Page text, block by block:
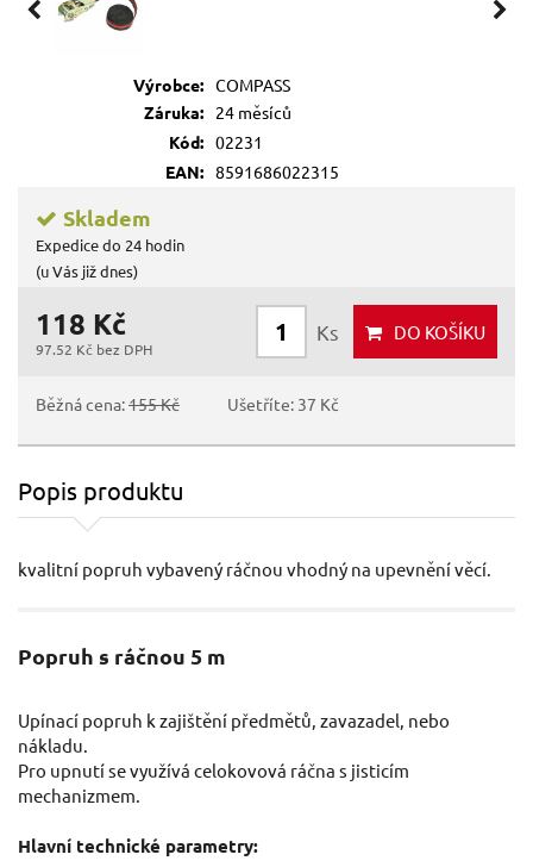
Výrobce: COMPASS
Záruka:
24 měsíců
Kód: 02231
EAN: 8591686022315
Skladem
Expedice do 24 hodin
(u Vás již dnes)
118 Kč
97.52 Kč bez DPH
Ks DO KOŠÍKU
Běžná cena:155 Kč Ušetříte: 37 Kč
Popis produktu
kvalitní popruh vybavený ráčnou vhodný na upevnění věcí.
Popruh s ráčnou 5 m
Upínací popruh k zajištění předmětů, zavazadel, nebo
nákladu.
Pro upnutí se využívá celokovová ráčna s jisticím
mechanizmem.
Hlavní technické parametry: